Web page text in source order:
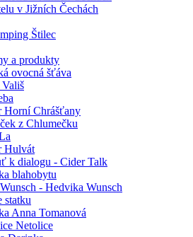
v Jižních Čechách
Štilec
a produkty
ovocná šťáva
Horní Chrášťany
z Chlumečku
Hulvát
k dialogu - Cider Talk
blahobytu
- Hedvika Wunsch
statku
Anna Tomanová
Netolice